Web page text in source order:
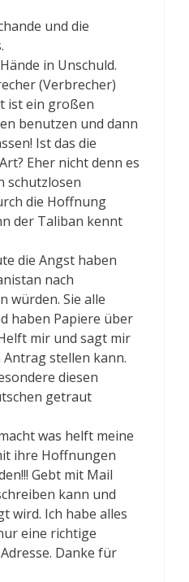
und die
in Unschuld.
(Verbrecher)
ist ein großen
benutzen und dann
Ist das die
Eher nicht denn es
schutzlosen
die Hoffnung
der Taliban kennt
die Angst haben
nach
würden. Sie alle
haben Papiere über
mir und sagt mir
stellen kann.
diesen
getraut
was helft meine
ihre Hoffnungen
Gebt mit Mail
kann und
wird. Ich habe alles
eine richtige
Danke für